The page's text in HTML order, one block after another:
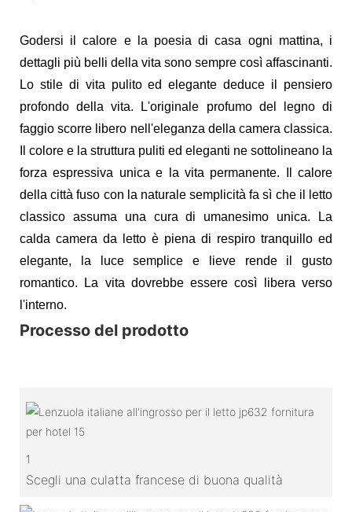
Godersi il calore e la poesia di casa ogni mattina, i
dettagli più belli della vita sono sempre così affascinanti.
Lo stile di vita pulito ed elegante deduce il pensiero
profondo della vita. L'originale profumo del legno di
faggio scorre libero nell'eleganza della camera classica.
Il colore e la struttura puliti ed eleganti ne sottolineano la
forza espressiva unica e la vita permanente. Il calore
della città fuso con la naturale semplicità fa sì che il letto
classico assuma una cura di umanesimo unica. La
calda camera da letto è piena di respiro tranquillo ed
elegante, la luce semplice e lieve rende il gusto
romantico. La vita dovrebbe essere così libera verso
l'interno.
Processo del prodotto
1
Scegli una culatta francese di buona qualità